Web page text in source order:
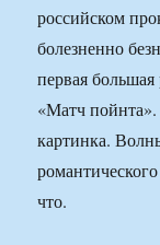
российском
болезненно
первая
«Матч
картинка.
что.